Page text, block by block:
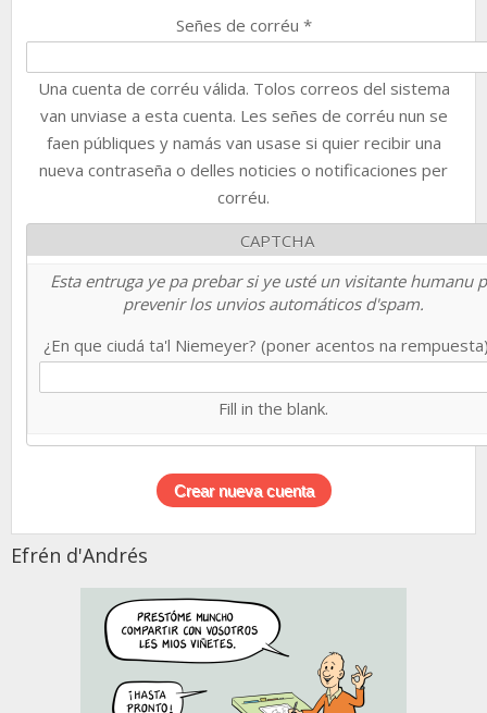
Señes de corréu *
Una cuenta de corréu válida. Tolos correos del sistema
van unviase a esta cuenta. Les señes de corréu nun se
faen públiques y namás van usase si quier recibir una
nueva contraseña o delles noticies o notificaciones per
corréu.
CAPTCHA
Esta entruga ye pa prebar si ye usté un visitante humanu
prevenir los unvios automáticos d'spam.
¿En que ciudá ta'l Niemeyer? (poner acentos na
Fill in the blank.
Efrén d'Andrés